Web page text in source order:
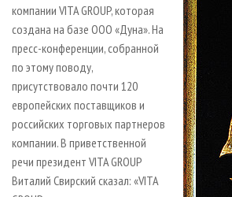
компании VITA GROUP, которая
создана на базе ООО «Дуна». На
пресс-конференции, собранной
по этому поводу,
присутствовало почти 120
европейских поставщиков и
российских торговых партнеров
компании. В приветственной
речи президент VITA GROUP
Виталий Свирский сказал: «VITA